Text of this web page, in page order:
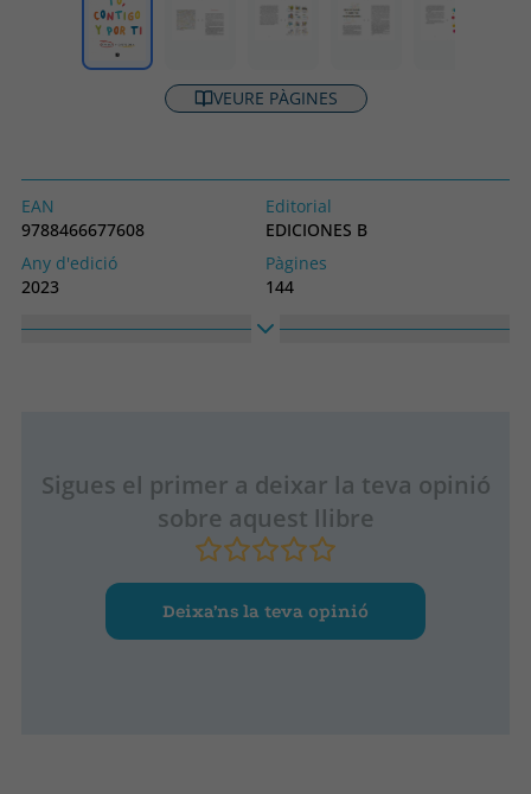
VEURE PÀGINES
EAN
9788466677608
Editorial
EDICIONES B
Any d'edició
2023
Pàgines
144
Idioma
Sigues el primer a deixar la teva opinió
sobre aquest llibre
Deixa’ns la teva opinió